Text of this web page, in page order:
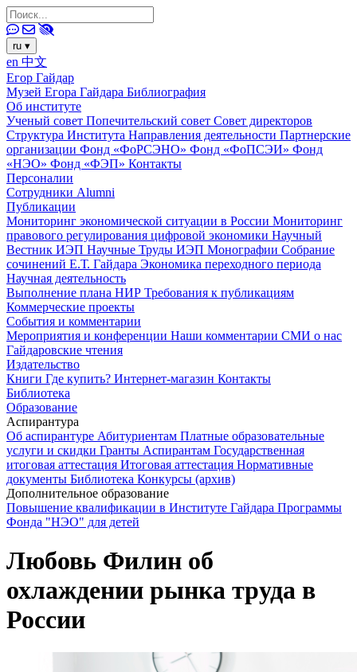
ru ▾
en 中文
Егор Гайдар
Музей Егора Гайдара Библиография
Об институте
Ученый совет Попечительский совет Совет директоров
Структура Института Направления деятельности Партнерские
организации Фонд «ФоРСЭНО» Фонд «ФоПСЭИ» Фонд
«НЭО» Фонд «ФЭП» Контакты
Персоналии
Сотрудники Alumni
Публикации
Мониторинг экономической ситуации в России Мониторинг
правового регулирования цифровой экономики Научный
Вестник ИЭП Научные Труды ИЭП Монографии Собрание
сочинений Е.Т. Гайдара Экономика переходного периода
Научная деятельность
Выполнение плана НИР Требования к публикациям
Коммерческие проекты
События и комментарии
Мероприятия и конференции Наши комментарии СМИ о нас
Гайдаровские чтения
Издательство
Книги Где купить? Интернет-магазин Контакты
Библиотека
Образование
Аспирантура
Об аспирантуре Абитуриентам Платные образовательные
услуги и скидки Гранты Аспирантам Государственная
итоговая аттестация Итоговая аттестация Нормативные
документы Библиотека Конкурсы (архив)
Дополнительное образование
Повышение квалификации в Институте Гайдара Программы
Фонда "НЭО" для детей
Любовь Филин об
охлаждении рынка труда в
России